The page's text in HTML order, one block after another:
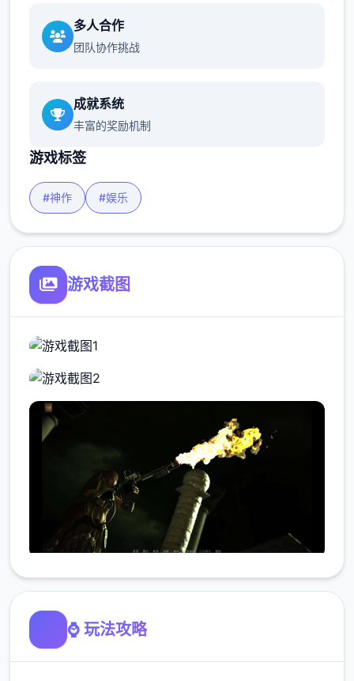
多人合作
团队协作挑战
成就系统
丰富的奖励机制
游戏标签
#神作 #娱乐
游戏截图
⌚ 玩法攻略